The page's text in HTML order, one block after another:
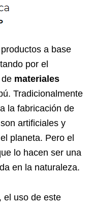
a base
por el
materiales
Tradicionalmente
la fabricación de
artificiales y
planeta. Pero el
lo hacen ser una
en la naturaleza.
el uso de este